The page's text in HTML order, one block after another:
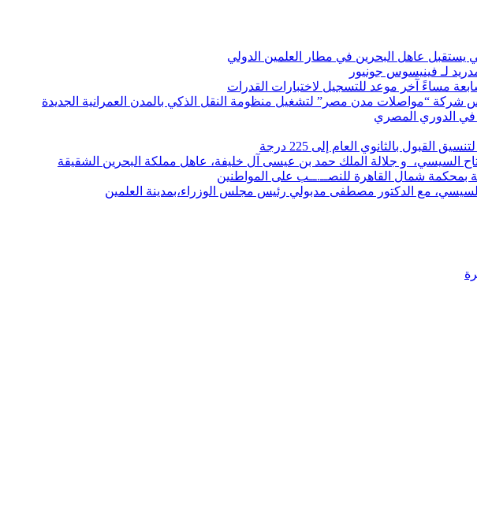
يستقبل عاهل البحرين في مطار العلمين الدولي
لـ فينيسوس جونيور
مساءً آخر موعد للتسجيل لاختبارات القدرات
شركة “مواصلات مدن مصر” لتشغيل منظومة النقل الذكي بالمدن العمرانية الجديدة
بالثانوي العام إلى 225 درجة
السيسي، و جلالة الملك حمد بن عيسى آل خليفة، عاهل مملكة البحرين الشقيقة
شمال القاهرة للنصــ.ــب على المواطنين
السيسي، مع الدكتور مصطفى مدبولي رئيس مجلس الوزراء،بمدينة العلمين